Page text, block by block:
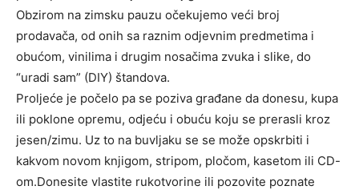
Obzirom na zimsku pauzu očekujemo veći broj
prodavača, od onih sa raznim odjevnim predmetima i
obućom, vinilima i drugim nosačima zvuka i slike, do
“uradi sam” (DIY) štandova.
Proljeće je počelo pa se poziva građane da donesu, kupa
ili poklone opremu, odjeću i obuću koju se prerasli kroz
jesen/zimu. Uz to na buvljaku se se može opskrbiti i
kakvom novom knjigom, stripom, pločom, kasetom ili CD-
om.Donesite vlastite rukotvorine ili pozovite poznate